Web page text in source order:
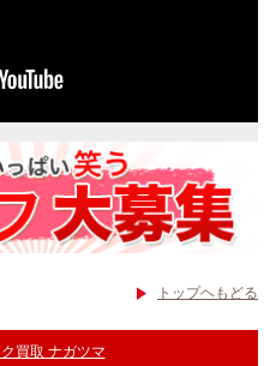
トップヘもどる
買取 ナガツマ